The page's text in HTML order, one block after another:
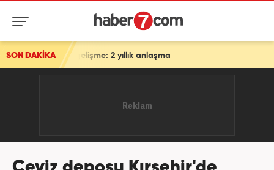
SON DAKİKA
gelişme: 2 yıllık anlaşma